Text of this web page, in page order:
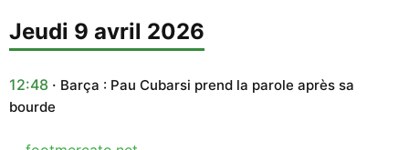
jeudi 9 avril 2026
12:48
Barça : Pau Cubarsi prend la parole après sa
bourde